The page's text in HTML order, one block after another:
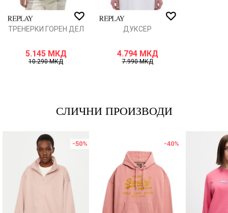
ИСПРАТИ
ТРЕНЕРКИ ГОРЕН ДЕЛ
5.145 МКД
10.290МКД
ДУКСЕР
4.794 МКД
7.990МКД
СЛИЧНИ ПРОИЗВОДИ
-50% -40%